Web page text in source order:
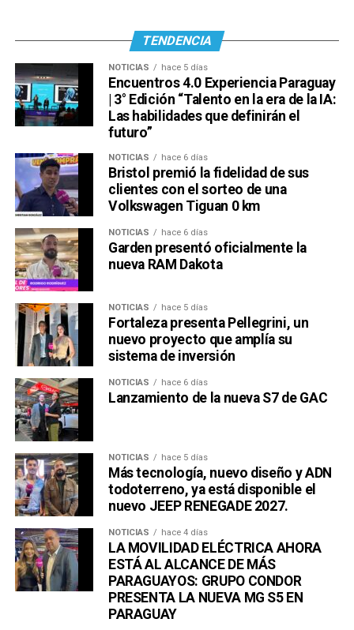
TENDENCIA
NOTICIAS hace 5 días
Encuentros 4.0 Experiencia Paraguay
| 3° Edición “Talento en la era de la IA:
Las habilidades que definirán el
futuro”
NOTICIAS hace 6 días
Bristol premió la fidelidad de sus
clientes con el sorteo de una
Volkswagen Tiguan 0 km
NOTICIAS hace 6 días
Garden presentó oficialmente la
nueva RAM Dakota
NOTICIAS hace 5 días
Fortaleza presenta Pellegrini, un
nuevo proyecto que amplía su
sistema de inversión
NOTICIAS hace 6 días
Lanzamiento de la nueva S7 de GAC
NOTICIAS hace 5 días
Más tecnología, nuevo diseño y ADN
todoterreno, ya está disponible el
nuevo JEEP RENEGADE 2027.
NOTICIAS hace 4 días
LA MOVILIDAD ELÉCTRICA AHORA
ESTÁ AL ALCANCE DE MÁS
PARAGUAYOS: GRUPO CONDOR
PRESENTA LA NUEVA MG S5 EN
PARAGUAY